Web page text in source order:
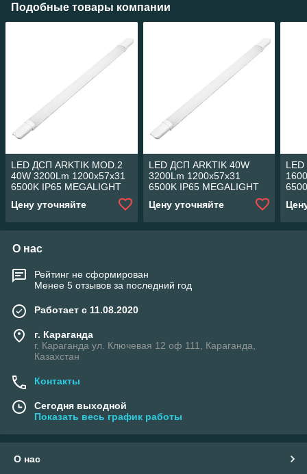
Подобные товары компании
LED ДСП ARKTIK MOD.2
40W 3200Lm 1200x57x31
6500K IP65 MEGALIGHT
Цену уточняйте
LED ДСП ARKTIK 40W
3200Lm 1200x57x31
6500K IP65 MEGALIGHT
Цену уточняйте
О нас
Рейтинг не сформирован
Менее 5 отзывов за последний год
Работает с 11.08.2020
г. Караганда
г. Караганда ул. Ключевая 12 оф 111, Караганда,
Казахстан
Контакты
Сегодня выходной
Показать весь график работы
О нас